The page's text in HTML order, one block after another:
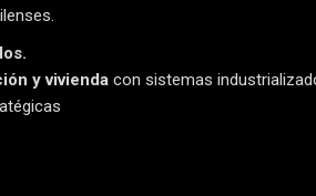
y vivienda con sistemas